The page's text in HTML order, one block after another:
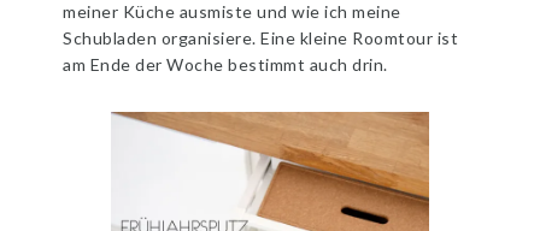
meiner Küche ausmiste und wie ich meine
Schubladen organisiere. Eine kleine Roomtour ist
am Ende der Woche bestimmt auch drin.